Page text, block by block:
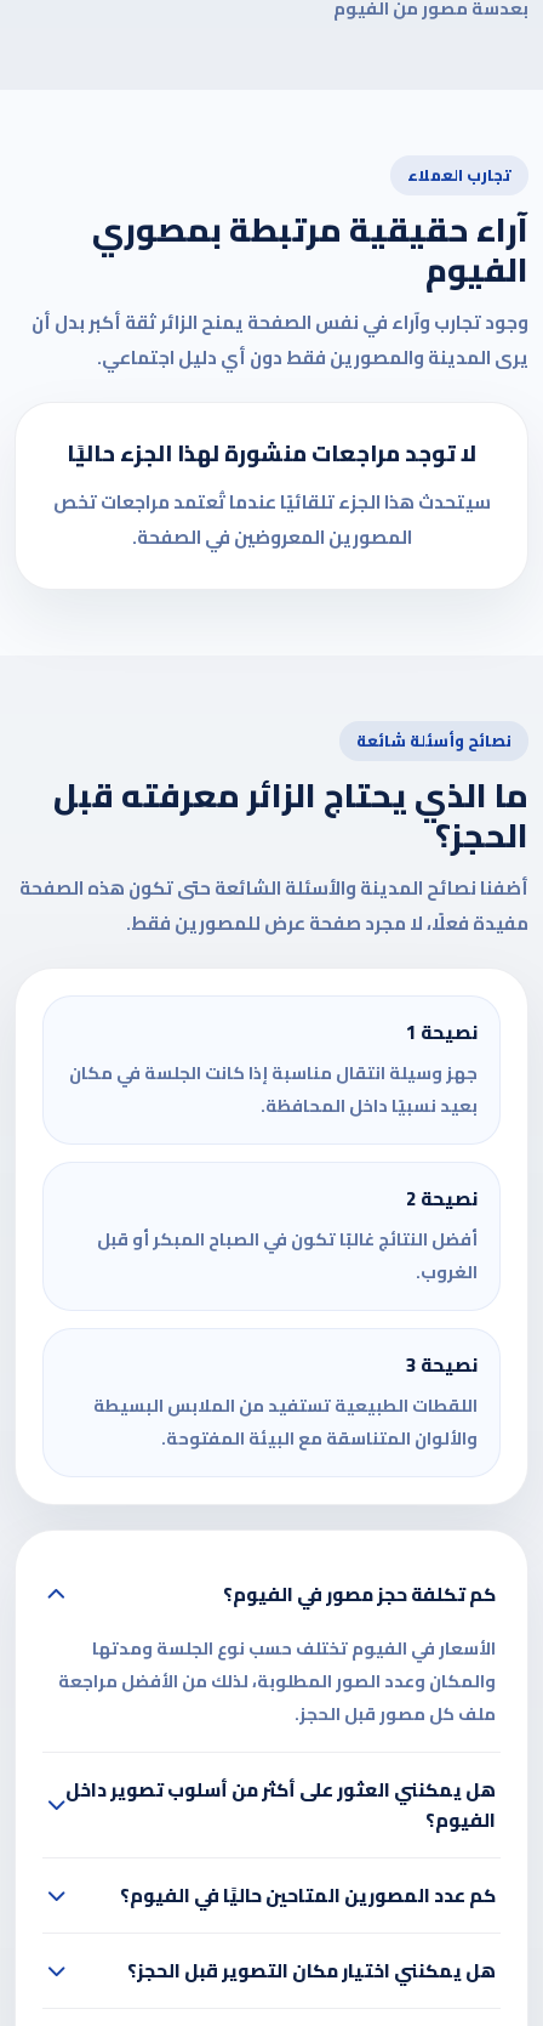
بعدسة مصور من الفيوم
تجارب العملاء
آراء حقيقية مرتبطة بمصوري
الفيوم
وجود تجارب وآراء في نفس الصفحة يمنح الزائر ثقة أكبر بدل أن
يرى المدينة والمصورين فقط دون أي دليل اجتماعي.
لا توجد مراجعات منشورة لهذا الجزء حاليًا
سيتحدث هذا الجزء تلقائيًا عندما تُعتمد مراجعات تخص
المصورين المعروضين في الصفحة.
نصائح وأسئلة شائعة
ما الذي يحتاج الزائر معرفته قبل
الحجز؟
أضفنا نصائح المدينة والأسئلة الشائعة حتى تكون هذه الصفحة
مفيدة فعلًا، لا مجرد صفحة عرض للمصورين فقط.
نصيحة 1
جهز وسيلة انتقال مناسبة إذا كانت الجلسة في مكان
بعيد نسبيًا داخل المحافظة.
نصيحة 2
أفضل النتائج غالبًا تكون في الصباح المبكر أو قبل
الغروب.
نصيحة 3
اللقطات الطبيعية تستفيد من الملابس البسيطة
والألوان المتناسقة مع البيئة المفتوحة.
كم تكلفة حجز مصور في الفيوم؟
الأسعار في الفيوم تختلف حسب نوع الجلسة ومدتها
والمكان وعدد الصور المطلوبة، لذلك من الأفضل مراجعة
ملف كل مصور قبل الحجز.
هل يمكنني العثور على أكثر من أسلوب تصوير داخل
الفيوم؟
كم عدد المصورين المتاحين حاليًا في الفيوم؟
هل يمكنني اختيار مكان التصوير قبل الحجز؟